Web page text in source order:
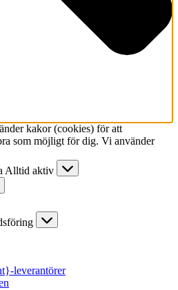
kakor (cookies) för att
som möjligt för dig. Vi använder
Alltid aktiv
leverantörer